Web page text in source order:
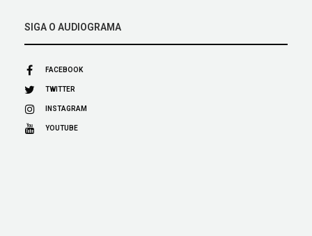
SIGA O AUDIOGRAMA
FACEBOOK
TWITTER
INSTAGRAM
YOUTUBE